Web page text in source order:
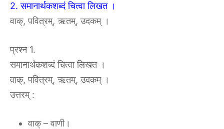
2. समानार्थकशब्दं चित्वा लिखत ।
वाक्, पवित्रम्, ऋतम्, उदकम् ।
प्रश्न 1.
समानार्थकशब्दं चित्वा लिखत ।
वाक्, पवित्रम्, ऋतम्, उदकम् ।
उत्तरम् :
वाक् – वाणी।